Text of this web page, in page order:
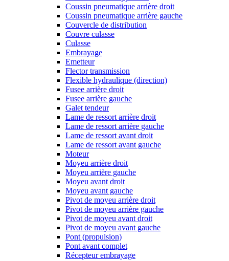
Coussin pneumatique arrière droit
Coussin pneumatique arrière gauche
Couvercle de distribution
Couvre culasse
Culasse
Embrayage
Emetteur
Flector transmission
Flexible hydraulique (direction)
Fusee arrière droit
Fusee arrière gauche
Galet tendeur
Lame de ressort arrière droit
Lame de ressort arrière gauche
Lame de ressort avant droit
Lame de ressort avant gauche
Moteur
Moyeu arrière droit
Moyeu arrière gauche
Moyeu avant droit
Moyeu avant gauche
Pivot de moyeu arrière droit
Pivot de moyeu arrière gauche
Pivot de moyeu avant droit
Pivot de moyeu avant gauche
Pont (propulsion)
Pont avant complet
Récepteur embrayage